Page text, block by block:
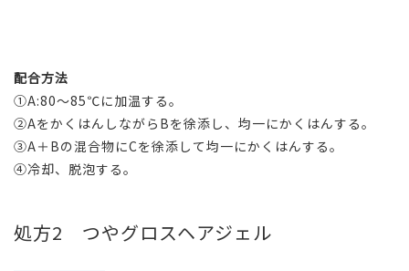
配合方法
①A:80～85℃に加温する。
②AをかくはんしながらBを徐添し、均一にかくはんする。
③A＋Bの混合物にCを徐添して均一にかくはんする。
④冷却、脱泡する。
処方2 つやグロスヘアジェル